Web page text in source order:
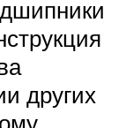
других